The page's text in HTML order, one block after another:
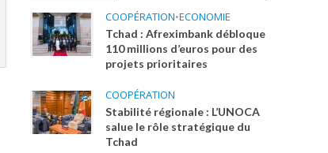
COOPÉRATION•ECONOMIE
Tchad : Afreximbank débloque
110 millions d’euros pour des
projets prioritaires
COOPÉRATION
Stabilité régionale : L’UNOCA
salue le rôle stratégique du
Tchad